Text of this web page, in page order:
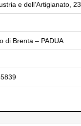
e dell’Artigianato, 23
di Brenta – PADUA